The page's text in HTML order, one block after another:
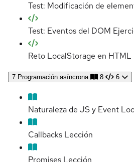
Test: Modificación de
Test: Eventos del DOM
Reto LocalStorage en HTML
7 Programación asíncrona 8 6
Naturaleza de JS y Event
Callbacks Lección
Promises Lección